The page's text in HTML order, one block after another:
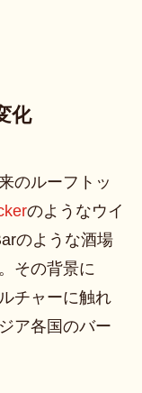
化
のルーフトッ
のようなウイ
のような酒場
その背景に
チャーに触れ
ア各国のバー